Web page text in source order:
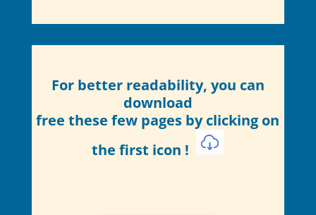
For better readability, you can
download
free these few pages by clicking on
the first icon !